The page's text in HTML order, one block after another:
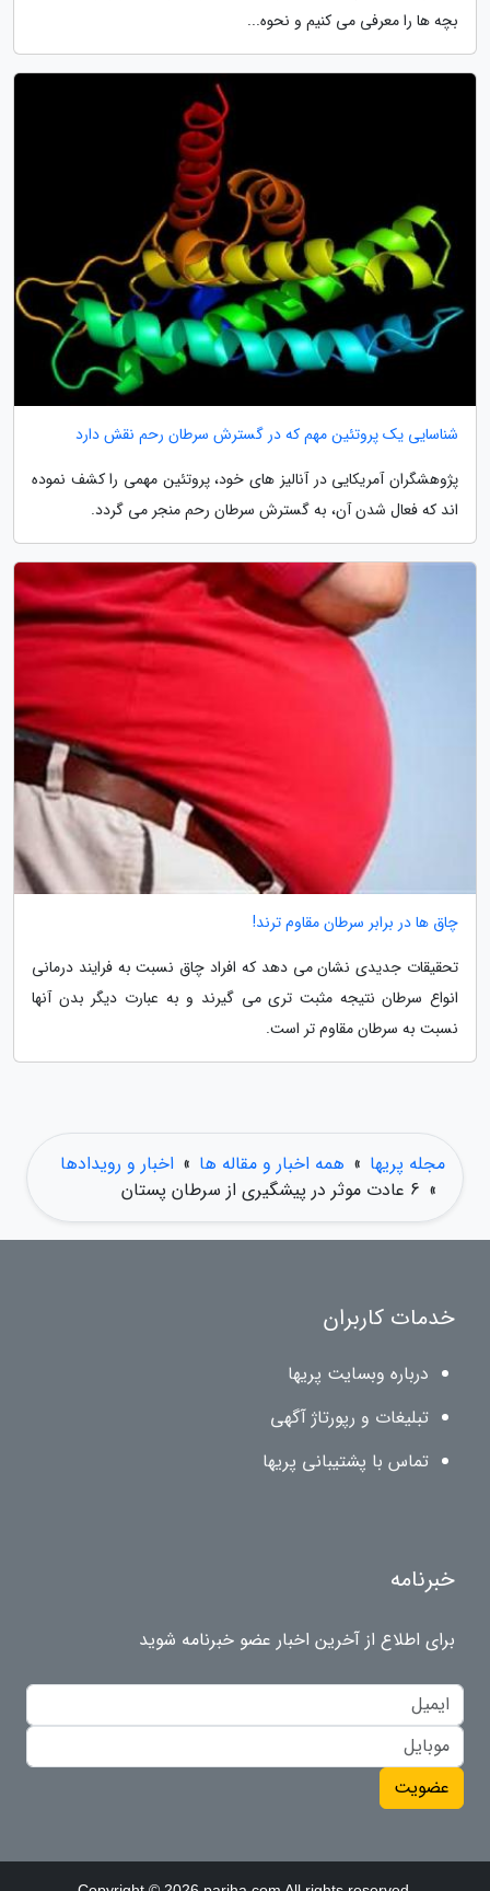
بچه ها را معرفی می کنیم و نحوه...
شناسایی یک پروتئین مهم که در گسترش سرطان رحم نقش دارد
پژوهشگران آمریکایی در آنالیز های خود، پروتئین مهمی را کشف نموده
اند که فعال شدن آن، به گسترش سرطان رحم منجر می گردد.
چاق ها در برابر سرطان مقاوم ترند!
تحقیقات جدیدی نشان می دهد که افراد چاق نسبت به فرایند درمانی
انواع سرطان نتیجه مثبت تری می گیرند و به عبارت دیگر بدن آنها
نسبت به سرطان مقاوم تر است.
مجله پریها » همه اخبار و مقاله ها » اخبار و رویدادها
» 6 عادت موثر در پیشگیری از سرطان پستان
خدمات کاربران
درباره وبسایت پریها
تبلیغات و رپورتاژ آگهی
تماس با پشتیبانی پریها
خبرنامه
برای اطلاع از آخرین اخبار عضو خبرنامه شوید
عضویت